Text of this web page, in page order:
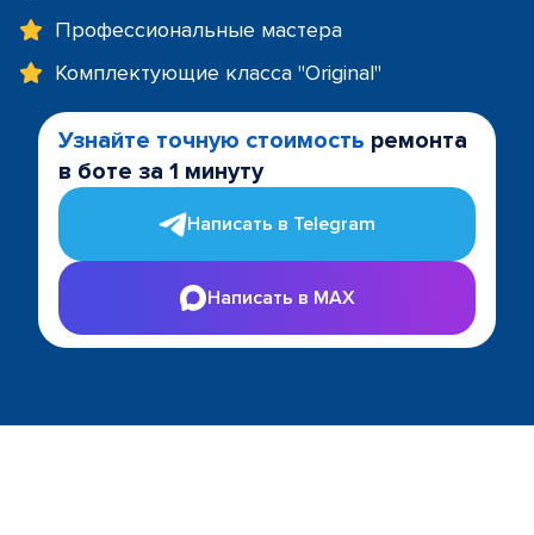
Профессиональные мастера
Комплектующие класса "Original"
Узнайте точную стоимость ремонта
в боте за 1 минуту
Написать в Telegram
Написать в MAX